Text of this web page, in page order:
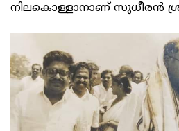
നിലകൊള്ളാനാണ് സുധീരന്‍